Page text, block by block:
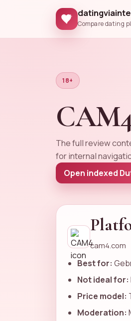
Compare dating
18+
The full review
for internal
Open indexed
cam4.com
Best for:
Not ideal for:
Price model:
Moderation: